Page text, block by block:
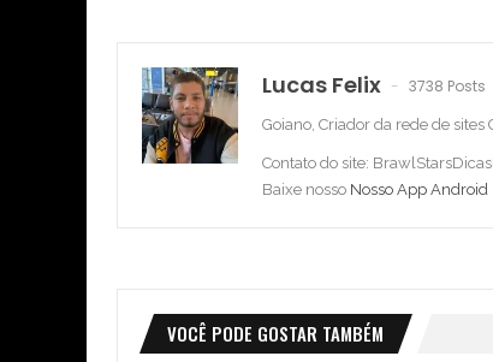
Lucas Felix 3738 Posts
Goiano, Criador da rede de
Contato do site:
Baixe nosso Nosso App Android
VOCÊ PODE GOSTAR TAMBÉM